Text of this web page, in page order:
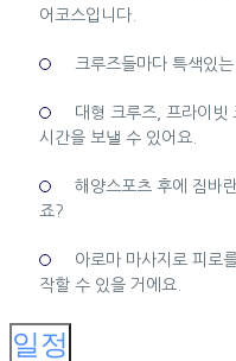
어코스입니다.
크루즈들마다 특색있
대형 크루즈, 프라이빗
시간을 보낼 수 있어요.
해양스포츠 후에 짐바
죠?
아로마 마사지로 피로
작할 수 있을 거에요.
일정